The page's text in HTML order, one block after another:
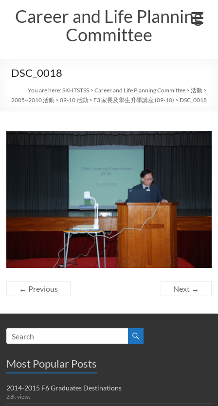
contentCareer and Life Planning
Committee
DSC_0018
You are here:SKHTSTSS >Career and Life Planning Committee >活動 >
2005~2010 活動 >09-10 活動 > F3 家長及學生升學講座 (09-10) > DSC_0018
← Previous Next →
Most Popular Posts
2014-2015 F6 Graduates Destinations
2.8k views